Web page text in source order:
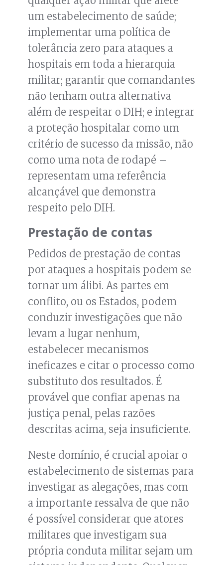
um estabelecimento de saúde;
implementar uma política de
tolerância zero para ataques a
hospitais em toda a hierarquia
militar; garantir que comandantes
não tenham outra alternativa
além de respeitar o DIH; e integrar
a proteção hospitalar como um
critério de sucesso da missão, não
como uma nota de rodapé –
representam uma referência
alcançável que demonstra
respeito pelo DIH.
Prestação de contas
Pedidos de prestação de contas
por ataques a hospitais podem se
tornar um álibi. As partes em
conflito, ou os Estados, podem
conduzir investigações que não
levam a lugar nenhum,
estabelecer mecanismos
ineficazes e citar o processo como
substituto dos resultados. É
provável que confiar apenas na
justiça penal, pelas razões
descritas acima, seja insuficiente.
Neste domínio, é crucial apoiar o
estabelecimento de sistemas para
investigar as alegações, mas com
a importante ressalva de que não
é possível considerar que atores
militares que investigam sua
própria conduta militar sejam um